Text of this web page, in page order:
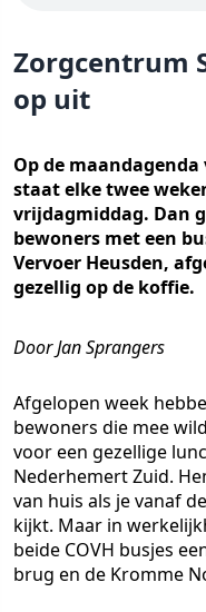
Zorgcentrum
op uit
Op de
staat elke twee
vrijdagmiddag. Dan
bewoners met een
Vervoer Heusden,
gezellig op de koffie.
Door Jan Sprangers
Afgelopen week
bewoners die mee
voor een gezellige
Nederhemert Zuid.
van huis als je vanaf
kijkt. Maar in
beide COVH busjes
brug en de Kromme